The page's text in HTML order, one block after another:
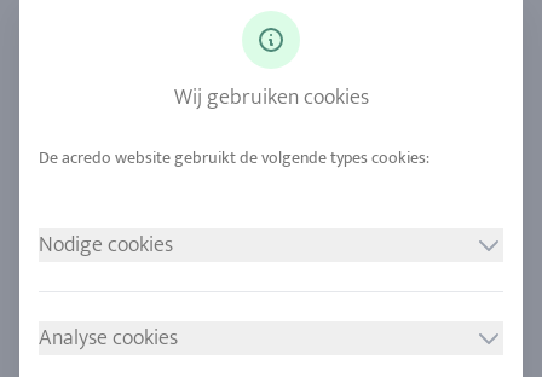
Stedelijke mijnbouw
Onze kwaliteit
Locaties
JURIDISCHE MEDEDELING
Afdruk
Gegevensbescherming
Wij gebruiken cookies
Nodige cookies
Analyse cookies